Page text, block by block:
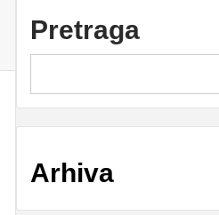
Pretraga
Arhiva